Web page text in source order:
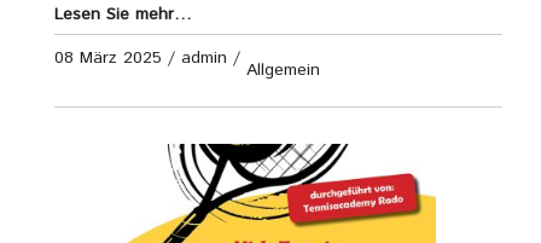
Lesen Sie mehr…
08 März 2025 / admin / Allgemein